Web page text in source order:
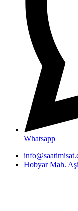
Whatsapp
Hobyar Mah.